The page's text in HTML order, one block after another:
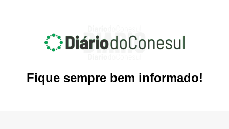
Fique sempre bem informado!